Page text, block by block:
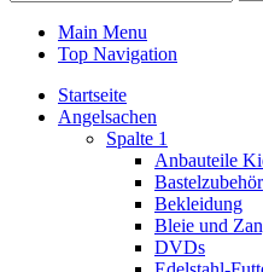
Main Menu
Top Navigation
Startseite
Angelsachen
Spalte 1
Anbauteile
Bastelzubehör
Bekleidung
Bleie und
DVDs